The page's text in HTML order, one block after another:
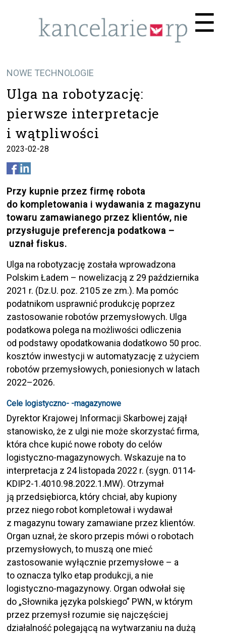
☰
NOWE TECHNOLOGIE
Ulga na robotyzację:
pierwsze interpretacje
i wątpliwości
2023-02-28
Przy kupnie przez firmę robota
do kompletowania i wydawania z magazynu
towaru zamawianego przez klientów, nie
przysługuje preferencja podatkowa –
uznał fiskus.
Ulga na robotyzację została wprowadzona
Polskim Ładem – nowelizacją z 29 października
2021 r. (Dz.U. poz. 2105 ze zm.). Ma pomóc
podatnikom usprawnić produkcję poprzez
zastosowanie robotów przemysłowych. Ulga
podatkowa polega na możliwości odliczenia
od podstawy opodatkowania dodatkowo 50 proc.
kosztów inwestycji w automatyzację z użyciem
robotów przemysłowych, poniesionych w latach
2022–2026.
Cele logistyczno- -magazynowe
Dyrektor Krajowej Informacji Skarbowej zajął
stanowisko, że z ulgi nie może skorzystać firma,
która chce kupić nowe roboty do celów
logistyczno-magazynowych. Wskazuje na to
interpretacja z 24 listopada 2022 r. (sygn. 0114-
KDIP2-1.4010.98.2022.1.MW). Otrzymał
ją przedsiębiorca, który chciał, aby kupiony
przez niego robot kompletował i wydawał
z magazynu towary zamawiane przez klientów.
Organ uznał, że skoro przepis mówi o robotach
przemysłowych, to muszą one mieć
zastosowanie wyłącznie przemysłowe – a
to oznacza tylko etap produkcji, a nie
logistyczno-magazynowy. Organ odwołał się
do „Słownika języka polskiego” PWN, w którym
przez przemysł rozumie się najczęściej
działalność polegającą na wytwarzaniu na dużą